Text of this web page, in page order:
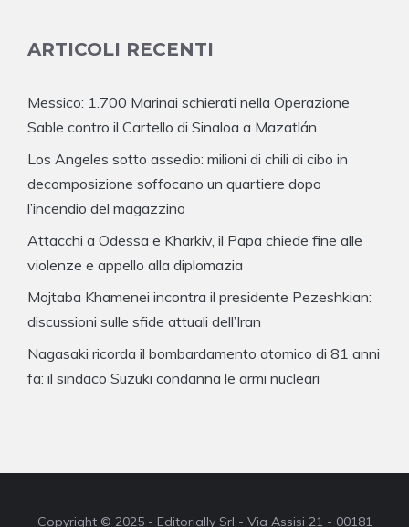
ARTICOLI RECENTI
Messico: 1.700 Marinai schierati nella Operazione
Sable contro il Cartello di Sinaloa a Mazatlán
Los Angeles sotto assedio: milioni di chili di cibo in
decomposizione soffocano un quartiere dopo
l’incendio del magazzino
Attacchi a Odessa e Kharkiv, il Papa chiede fine alle
violenze e appello alla diplomazia
Mojtaba Khamenei incontra il presidente Pezeshkian:
discussioni sulle sfide attuali dell’Iran
Nagasaki ricorda il bombardamento atomico di 81 anni
fa: il sindaco Suzuki condanna le armi nucleari
Copyright © 2025 - Editorially Srl - Via Assisi 21 - 00181